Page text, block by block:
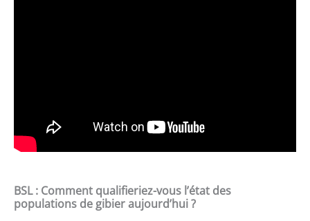
BSL : Comment qualifieriez-vous l’état des
populations de gibier aujourd’hui ?